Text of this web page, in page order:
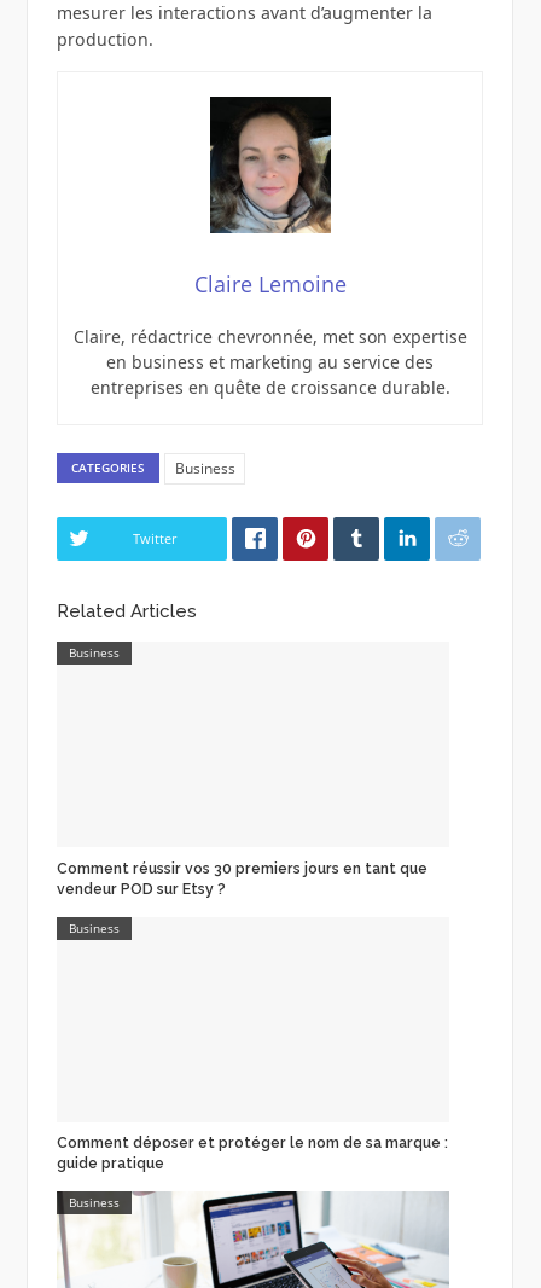
mesurer les interactions avant d’augmenter la
production.
Claire Lemoine
Claire, rédactrice chevronnée, met son expertise
en business et marketing au service des
entreprises en quête de croissance durable.
CATEGORIES Business
Twitter
Related Articles
Business
Comment réussir vos 30 premiers jours en tant que
vendeur POD sur Etsy ?
Business
Comment déposer et protéger le nom de sa marque :
guide pratique
Business